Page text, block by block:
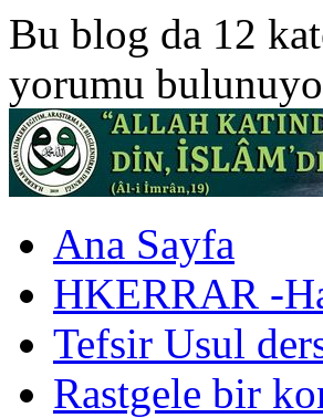
Bu blog da 12
yorumu
Ana Sayfa
HKERRAR -
Tefsir Usul
Rastgele bir